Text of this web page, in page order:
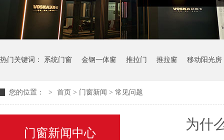
热门关键词： 系统门窗 金钢一体窗 推拉门 推拉窗 移动阳光房
您的位置： > 首页 > 门窗新闻 > 常见问题
为什
门窗新闻中心